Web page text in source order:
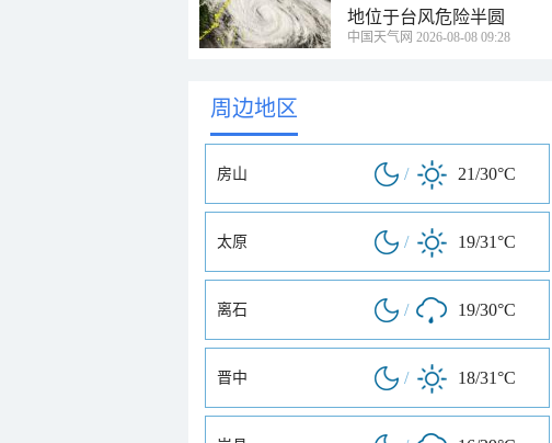
地位于台风危险半圆
中国天气网 2026-08-08 09:28
周边地区
房山 / 21/30°C
太原 / 19/31°C
离石 / 19/30°C
晋中 / 18/31°C